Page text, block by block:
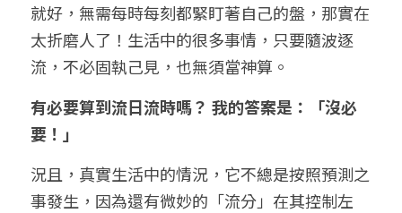
就好，無需每時每刻都緊盯著自己的盤，那實在
太折磨人了！生活中的很多事情，只要隨波逐
流，不必固執己見，也無須當神算。
有必要算到流日流時嗎？ 我的答案是：「沒必
要！」
況且，真實生活中的情況，它不總是按照預測之
事發生，因為還有微妙的「流分」在其控制左